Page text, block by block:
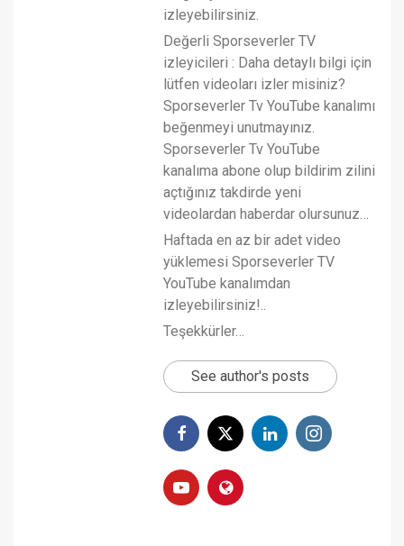
izleyebilirsiniz.
Değerli Sporseverler TV
izleyicileri : Daha detaylı bilgi için
lütfen videoları izler misiniz?
Sporseverler Tv YouTube kanalımı
beğenmeyi unutmayınız.
Sporseverler Tv YouTube
kanalıma abone olup bildirim zilini
açtığınız takdirde yeni
videolardan haberdar olursunuz…
Haftada en az bir adet video
yüklemesi Sporseverler TV
YouTube kanalımdan
izleyebilirsiniz!..
Teşekkürler…
See author's posts